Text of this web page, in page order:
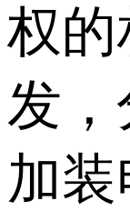
权的
发，
加